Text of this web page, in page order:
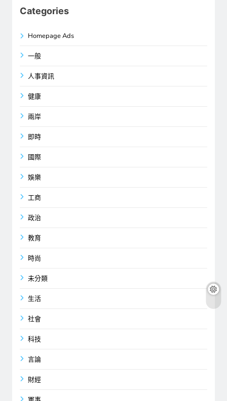
Categories
Homepage Ads
一般
人事資訊
健康
兩岸
即時
國際
娛樂
工商
政治
教育
時尚
未分類
生活
社會
科技
言論
財經